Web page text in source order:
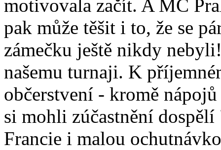
motivovala začít. A MČ
pak může těšit i to, že se
zámečku ještě nikdy
našemu turnaji. K
občerstvení - kromě
si mohli zúčastnění
Francie i malou